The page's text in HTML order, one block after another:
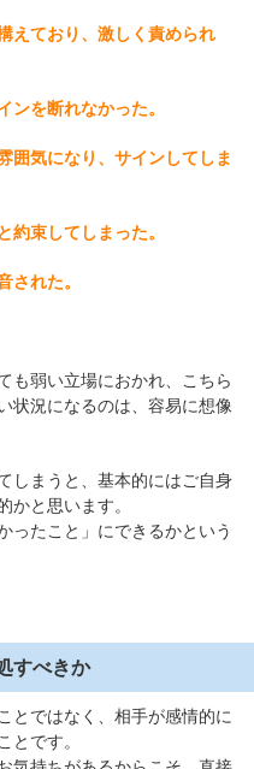
えており、激しく責められ
を断れなかった。
気になり、サインしてしま
束してしまった。
れた。
も弱い立場におかれ、こちら
状況になるのは、容易に想像
しまうと、基本的にはご自身
かと思います。
ったこと」にできるかという
すべきか
とではなく、相手が感情的に
とです。